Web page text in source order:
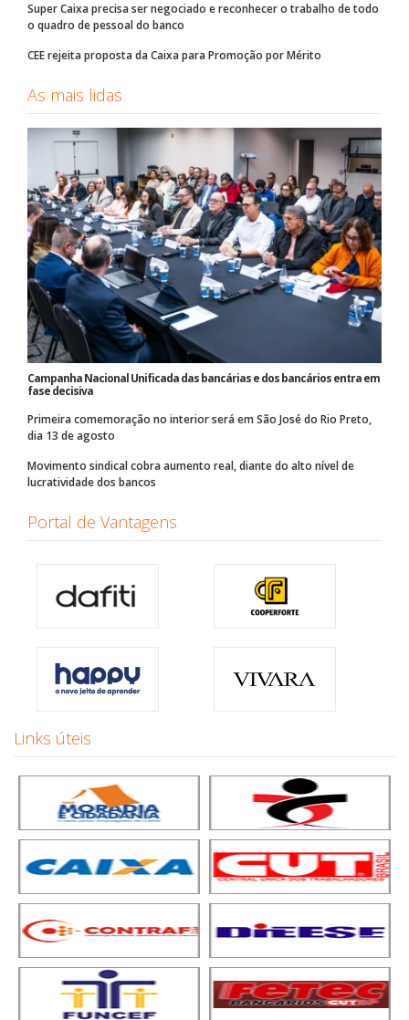
Super Caixa precisa ser negociado e reconhecer o trabalho de todo
o quadro de pessoal do banco
CEE rejeita proposta da Caixa para Promoção por Mérito
As mais lidas
Campanha Nacional Unificada das bancárias e dos bancários entra em
fase decisiva
Primeira comemoração no interior será em São José do Rio Preto,
dia 13 de agosto
Movimento sindical cobra aumento real, diante do alto nível de
lucratividade dos bancos
Portal de Vantagens
Links úteis